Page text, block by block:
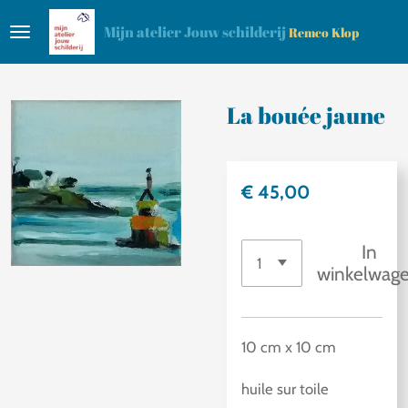
Ga
de
Mijn atelier Jouw schilderij Remco Klop
La bouée jaune
€ 45,00
In
10 cm x 10 cm
huile sur toile